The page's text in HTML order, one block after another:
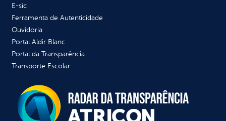
E-sic
Ferramenta de Autenticidade
Ouvidoria
Portal Aldir Blanc
Portal da Transparência
Transporte Escolar